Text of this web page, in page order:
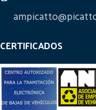
CERTIFICADOS